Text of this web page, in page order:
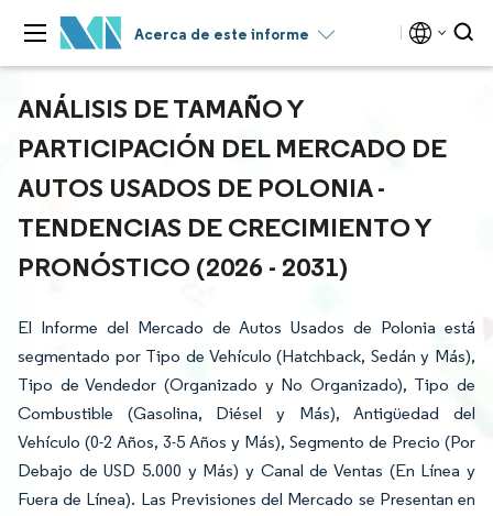
Acerca de este informe
ANÁLISIS DE TAMAÑO Y
PARTICIPACIÓN DEL MERCADO DE
AUTOS USADOS DE POLONIA -
TENDENCIAS DE CRECIMIENTO Y
PRONÓSTICO (2026 - 2031)
El Informe del Mercado de Autos Usados de Polonia está
segmentado por Tipo de Vehículo (Hatchback, Sedán y Más),
Tipo de Vendedor (Organizado y No Organizado), Tipo de
Combustible (Gasolina, Diésel y Más), Antigüedad del
Vehículo (0-2 Años, 3-5 Años y Más), Segmento de Precio (Por
Debajo de USD 5.000 y Más) y Canal de Ventas (En Línea y
Fuera de Línea). Las Previsiones del Mercado se Presentan en